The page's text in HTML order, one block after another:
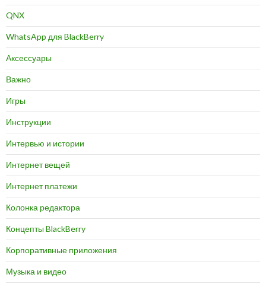
QNX
WhatsApp для BlackBerry
Аксессуары
Важно
Игры
Инструкции
Интервью и истории
Интернет вещей
Интернет платежи
Колонка редактора
Концепты BlackBerry
Корпоративные приложения
Музыка и видео